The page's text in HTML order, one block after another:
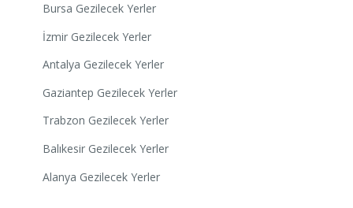
Bursa Gezilecek Yerler
İzmir Gezilecek Yerler
Antalya Gezilecek Yerler
Gaziantep Gezilecek Yerler
Trabzon Gezilecek Yerler
Balıkesir Gezilecek Yerler
Alanya Gezilecek Yerler